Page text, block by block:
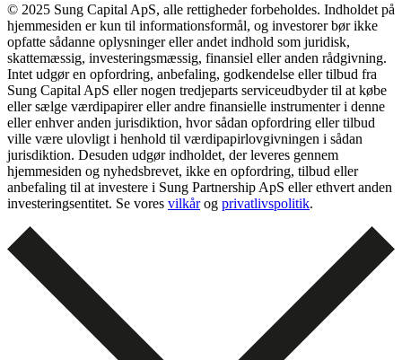
© 2025 Sung Capital ApS, alle rettigheder forbeholdes. Indholdet på
hjemmesiden er kun til informationsformål, og investorer bør ikke
opfatte sådanne oplysninger eller andet indhold som juridisk,
skattemæssig, investeringsmæssig, finansiel eller anden rådgivning.
Intet udgør en opfordring, anbefaling, godkendelse eller tilbud fra
Sung Capital ApS eller nogen tredjeparts serviceudbyder til at købe
eller sælge værdipapirer eller andre finansielle instrumenter i denne
eller enhver anden jurisdiktion, hvor sådan opfordring eller tilbud
ville være ulovligt i henhold til værdipapirlovgivningen i sådan
jurisdiktion. Desuden udgør indholdet, der leveres gennem
hjemmesiden og nyhedsbrevet, ikke en opfordring, tilbud eller
anbefaling til at investere i Sung Partnership ApS eller ethvert anden
investeringsentitet. Se vores vilkårog privatlivspolitik.